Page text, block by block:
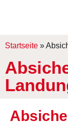
Startseite »